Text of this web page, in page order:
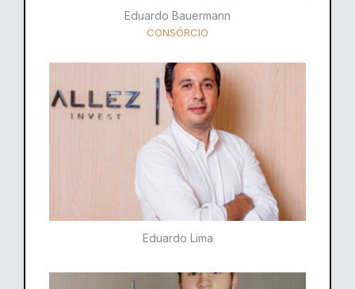
Eduardo Bauermann
CONSÓRCIO
Eduardo Lima